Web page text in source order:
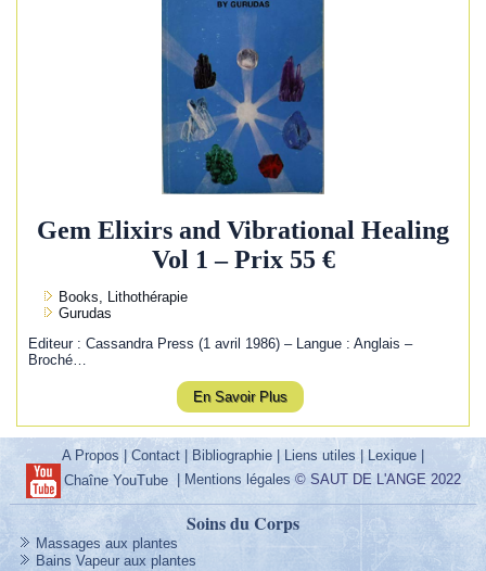
Gem Elixirs and Vibrational Healing
Vol 1 – Prix 55 €
Books, Lithothérapie
Gurudas
Editeur : Cassandra Press (1 avril 1986) – Langue : Anglais –
Broché…
En Savoir Plus
A Propos |Contact | Bibliographie | Liens utiles| Lexique |
Chaîne YouTube| Mentions légales © SAUT DE L'ANGE 2022
Soins du Corps
Massages aux plantes
Bains Vapeur aux plantes